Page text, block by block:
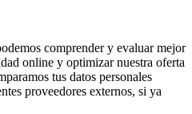
comprender y evaluar mejor
online y optimizar nuestra oferta
tus datos personales
proveedores externos, si ya